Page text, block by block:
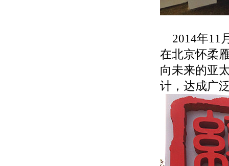
2014年11
在北京怀柔
向未来的亚
计，达成广